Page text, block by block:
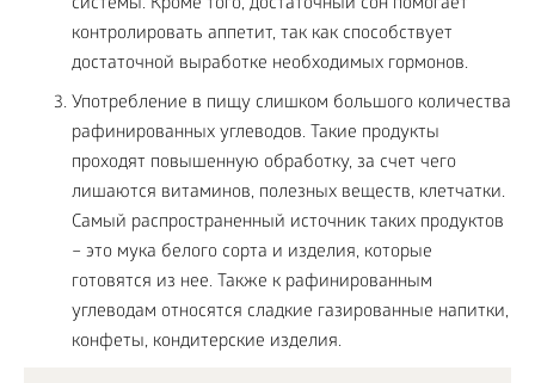
системы. Кроме того, достаточный сон помогает
контролировать аппетит, так как способствует
достаточной выработке необходимых гормонов.
Употребление в пищу слишком большого количества
рафинированных углеводов. Такие продукты
проходят повышенную обработку, за счет чего
лишаются витаминов, полезных веществ, клетчатки.
Самый распространенный источник таких продуктов
– это мука белого сорта и изделия, которые
готовятся из нее. Также к рафинированным
углеводам относятся сладкие газированные напитки,
конфеты, кондитерские изделия.